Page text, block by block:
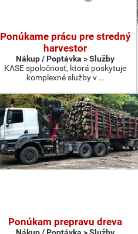
Ponúkame prácu pre stredný
harvestor
Nákup / Poptávka > Služby
KASE spoločnosť, ktorá poskytuje
komplexné služby v …
Ponúkam prepravu dreva